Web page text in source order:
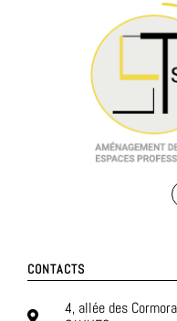
CONTACTS
4, allée des